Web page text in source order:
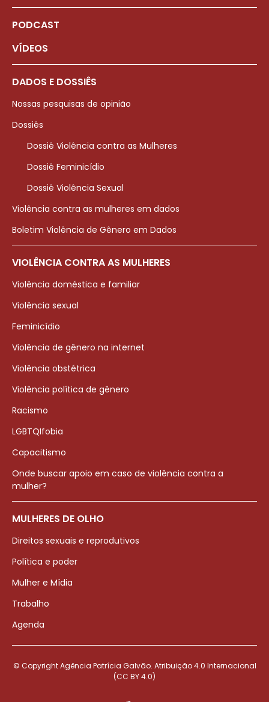
PODCAST
VÍDEOS
DADOS E DOSSIÊS
Nossas pesquisas de opinião
Dossiês
Dossiê Violência contra as Mulheres
Dossiê Feminicídio
Dossiê Violência Sexual
Violência contra as mulheres em dados
Boletim Violência de Gênero em Dados
VIOLÊNCIA CONTRA AS MULHERES
Violência doméstica e familiar
Violência sexual
Feminicídio
Violência de gênero na internet
Violência obstétrica
Violência política de gênero
Racismo
LGBTQIfobia
Capacitismo
Onde buscar apoio em caso de violência contra a
mulher?
MULHERES DE OLHO
Direitos sexuais e reprodutivos
Política e poder
Mulher e Mídia
Trabalho
Agenda
© Copyright Agência Patrícia Galvão. Atribuição 4.0 Internacional
(CC BY 4.0)